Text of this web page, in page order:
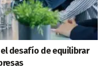
desafío de equilibrar